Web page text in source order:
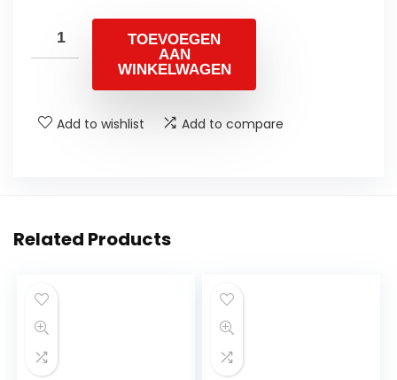
TOEVOEGEN
AAN
WINKELWAGEN
Add to wishlist Add to compare
Related Products